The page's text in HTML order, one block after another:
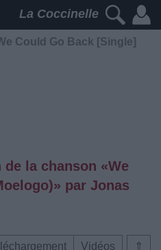
La Coccinelle
Could Go Back [Single]
la chanson «We
par Jonas
⇑
Vidéos